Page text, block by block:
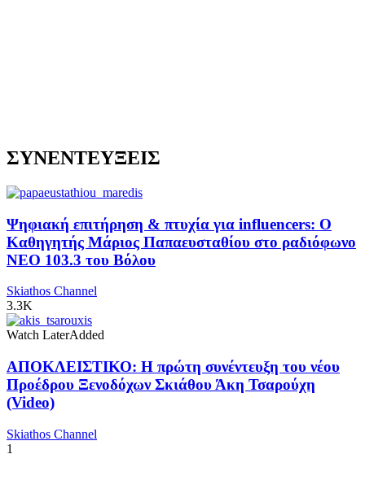
ΣΥΝΕΝΤΕΥΞΕΙΣ
Ψηφιακή επιτήρηση & πτυχία για influencers: Ο
Καθηγητής Μάριος Παπαευσταθίου στο ραδιόφωνο
NEO 103.3 του Βόλου
Skiathos Channel
3.3K
Watch LaterAdded
ΑΠΟΚΛΕΙΣΤΙΚΟ: Η πρώτη συνέντευξη του νέου
Προέδρου Ξενοδόχων Σκιάθου Άκη Τσαρούχη
(Video)
Skiathos Channel
1